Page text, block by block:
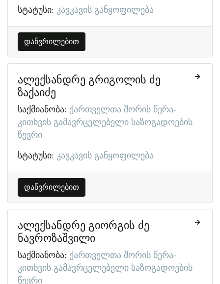
სტატუსი: კავკავის განყოფილება
დაწვრილებით
ალექსანდრე გრიგოლის ძე
ზაქაიძე
საქმიანობა: ქართველთა შორის წერა-
კითხვის გამავრცელებელი საზოგადოების
წევრი
სტატუსი: კავკავის განყოფილება
დაწვრილებით
ალექსანდრე გიორგის ძე
ნავროზაშვილი
საქმიანობა: ქართველთა შორის წერა-
კითხვის გამავრცელებელი საზოგადოების
წევრი